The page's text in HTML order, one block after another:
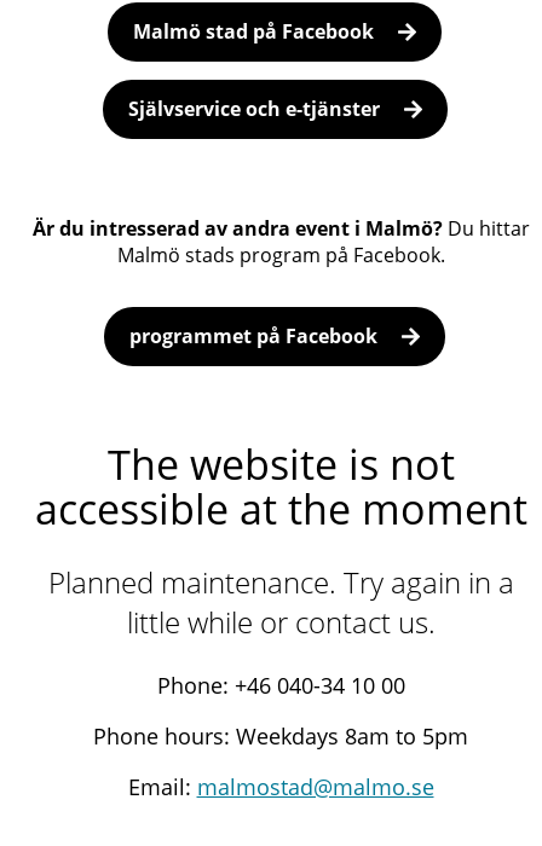
Malmö stad på Facebook
Självservice och e-tjänster
Är du intresserad av andra event i Malmö?Du hittar
Malmö stads program på Facebook.
programmet på Facebook
The website is not
accessible at the moment
Planned maintenance. Try again in a
little while or contact us.
Phone: +46 040-34 10 00
Phone hours: Weekdays 8am to 5pm
Email: malmostad@malmo.se